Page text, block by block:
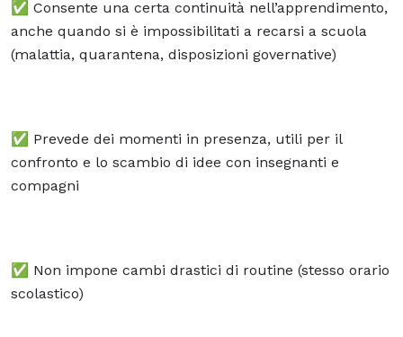
✅ Consente una certa continuità nell’apprendimento,
anche quando si è impossibilitati a recarsi a scuola
(malattia, quarantena, disposizioni governative)
✅ Prevede dei momenti in presenza, utili per il
confronto e lo scambio di idee con insegnanti e
compagni
✅ Non impone cambi drastici di routine (stesso orario
scolastico)